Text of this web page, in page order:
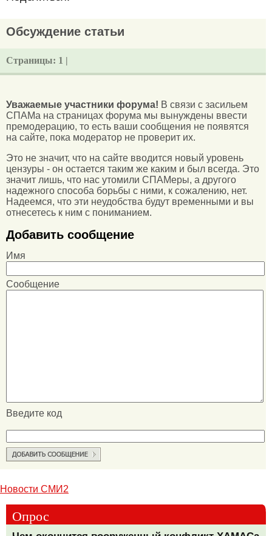
Обсуждение статьи
Страницы: 1 |
Уважаемые участники форума! В связи с засильем
СПАМа на страницах форума мы вынуждены ввести
премодерацию, то есть ваши сообщения не появятся
на сайте, пока модератор не проверит их.
Это не значит, что на сайте вводится новый уровень
цензуры - он остается таким же каким и был всегда. Это
значит лишь, что нас утомили СПАМеры, а другого
надежного способа борьбы с ними, к сожалению, нет.
Надеемся, что эти неудобства будут временными и вы
отнесетесь к ним с пониманием.
Добавить сообщение
Имя
Сообщение
Введите код
Новости СМИ2
Опрос